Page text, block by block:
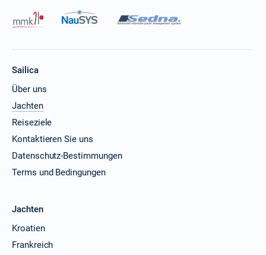
Sailica
Über uns
Jachten
Reiseziele
Kontaktieren Sie uns
Datenschutz-Bestimmungen
Terms und Bedingungen
Jachten
Kroatien
Frankreich